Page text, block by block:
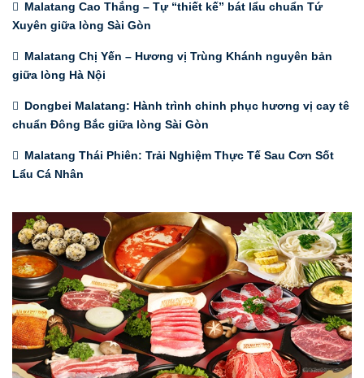
Malatang Cao Thắng – Tự “thiết kế” bát lẩu chuẩn Tứ
Xuyên giữa lòng Sài Gòn
Malatang Chị Yến – Hương vị Trùng Khánh nguyên bản
giữa lòng Hà Nội
Dongbei Malatang: Hành trình chinh phục hương vị cay tê
chuẩn Đông Bắc giữa lòng Sài Gòn
Malatang Thái Phiên: Trải Nghiệm Thực Tế Sau Cơn Sốt
Lẩu Cá Nhân